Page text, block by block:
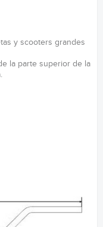
y scooters grandes
la parte superior de la